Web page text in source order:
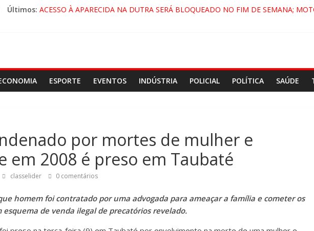
Últimos: ACESSO À APARECIDA NA DUTRA SERÁ BLOQUEADO NO FIM DE SEMANA;
ESPORTE EVENTOS INDÚSTRIA POLICIAL POLÍTICA SAÚDE
por mortes de mulher e
em 2008 é preso em Taubaté
classelider 0 comentários
homem foi contratado por uma advogada para ameaçar a família e cometer os
de venda ilegal de precatórios revelado.